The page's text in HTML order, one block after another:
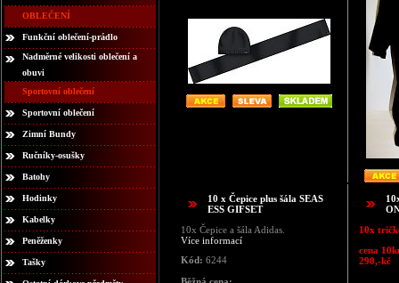
OBLEČENÍ
Funkční oblečení-prádlo
Nadměrné velikosti oblečení a
obuvi
Sportovní oblečení
Sportovní oblečení
Zimní Bundy
Ručníky-osušky
Batohy
Hodinky
Kabelky
Peněženky
Tašky
10 x Čepice plus šála SEAS
ESS GIFSET
10x Čepice a šála Adidas.
Více informací
Kód: 6244
10x
cena
290,-kč